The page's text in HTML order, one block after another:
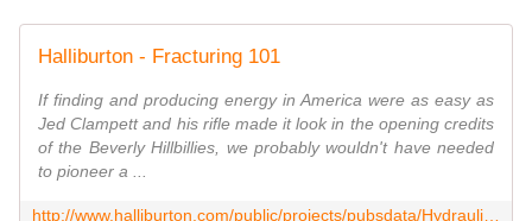
Halliburton - Fracturing 101
If finding and producing energy in America were as easy as
Jed Clampett and his rifle made it look in the opening credits
of the Beverly Hillbillies, we probably wouldn't have needed
to pioneer a ...